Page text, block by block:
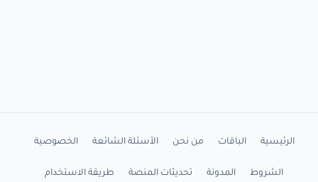
الرئيسية الباقات من نحن الأسئلة الشائعة الخصوصية
الشروط المدونة تحديثات المنصة طريقة الاستخدام